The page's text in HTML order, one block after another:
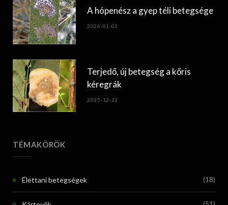
A hópenész a gyep téli betegsége
2026-01-05
Terjedő, új betegség a kőris
kéregrák
2025-12-22
TÉMAKÖRÖK
Élettani betegségek (18)